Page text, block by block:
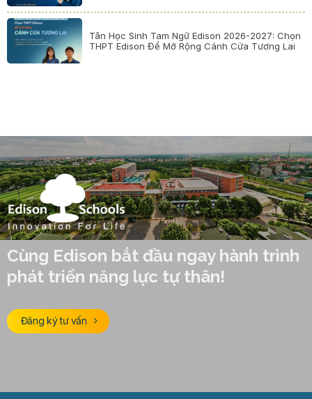
Tân Học Sinh Tam Ngữ Edison 2026-2027: Chọn
THPT Edison Để Mở Rộng Cánh Cửa Tương Lai
Cùng Edison bắt đầu ngay hành trình
phát triển năng lực tự thân!
Đăng ký tư vấn